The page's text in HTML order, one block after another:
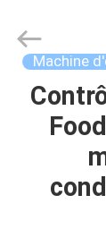
MAISON
EQUIPMENT
Reserved.
Machine